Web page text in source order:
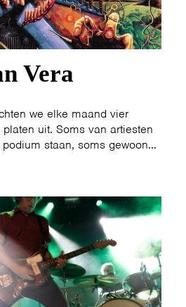
Vera
we elke maand vier
uit. Soms van artiesten
staan, soms gewoon...